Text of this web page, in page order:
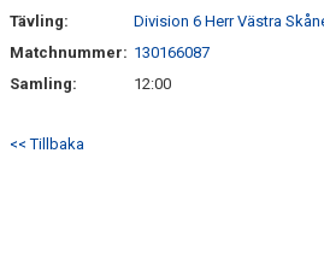
DOKUMENT
Tävling:
Division 6 Herr Västra
Matchnummer: 130166087
Samling:
12:00
<< Tillbaka